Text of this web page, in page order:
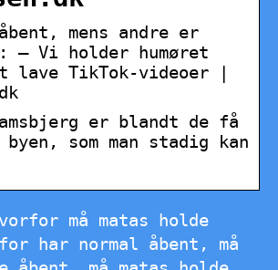
mens andre er
– Vi holder humøret
lave TikTok-videoer |
er blandt de få
som man stadig kan
må matas holde
har normal åbent, må